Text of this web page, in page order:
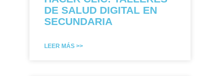
DE SALUD DIGITAL EN
SECUNDARIA
LEER MÁS >>